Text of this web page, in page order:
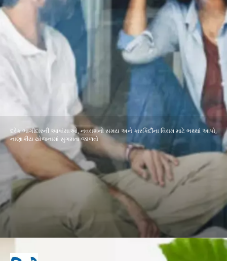
દરેક ભાગીદારની આકાંક્ષાઓ, નવરાશનો સમય અને કારકિર્દીના વિરામ માટે ભથ્થાં આપો,
નાણાકીય યોજનામાં સુગમતા જાળવો